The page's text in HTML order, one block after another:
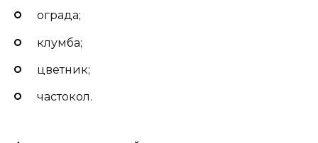
ограда;
клумба;
цветник;
частокол.